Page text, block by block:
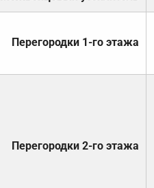
Перегородки 1-го этажа
Перегородки 2-го этажа